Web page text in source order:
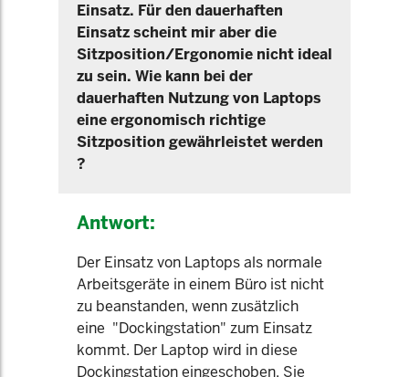
Einsatz. Für den dauerhaften
Einsatz scheint mir aber die
Sitzposition/Ergonomie nicht ideal
zu sein. Wie kann bei der
dauerhaften Nutzung von Laptops
eine ergonomisch richtige
Sitzposition gewährleistet werden
?
Antwort:
Der Einsatz von Laptops als normale
Arbeitsgeräte in einem Büro ist nicht
zu beanstanden, wenn zusätzlich
eine "Dockingstation" zum Einsatz
kommt. Der Laptop wird in diese
Dockingstation eingeschoben. Sie